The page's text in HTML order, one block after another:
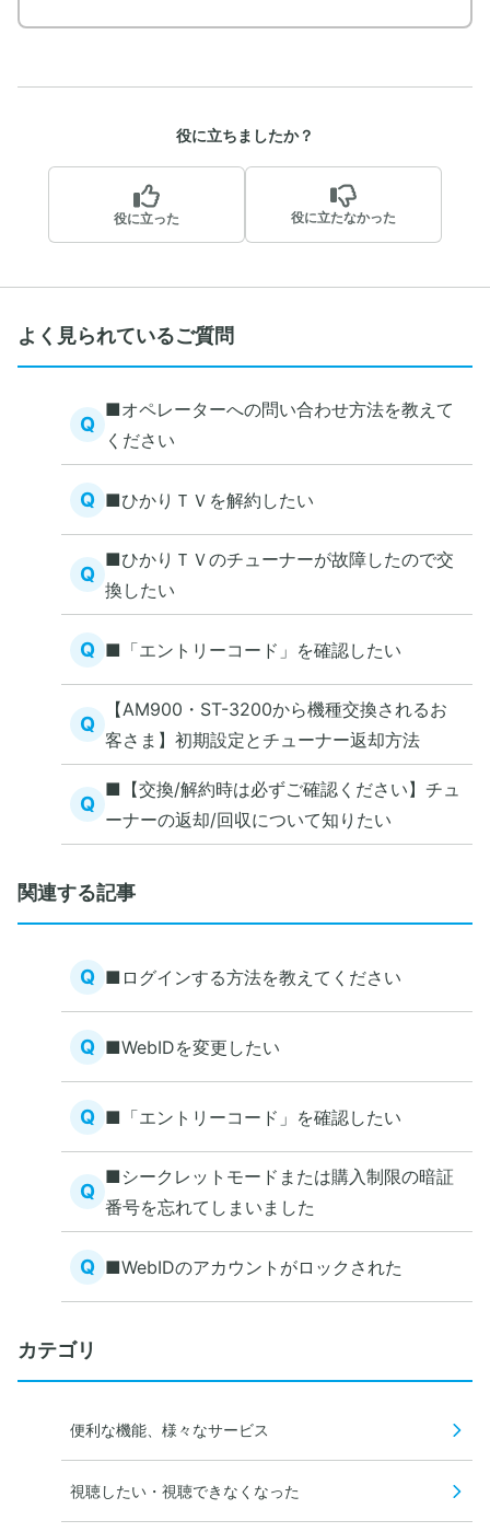
役に立ちましたか？
役に立った 役に立たなかった
よく見られているご質問
Q
■オペレーターへの問い合わせ方法を教えて
ください
Q ■ひかりＴＶを解約したい
Q
■ひかりＴＶのチューナーが故障したので交
換したい
Q ■「エントリーコード」を確認したい
Q
【AM900・ST-3200から機種交換されるお
客さま】初期設定とチューナー返却方法
Q
■【交換/解約時は必ずご確認ください】チュ
ーナーの返却/回収について知りたい
関連する記事
Q ■ログインする方法を教えてください
Q ■WebIDを変更したい
Q ■「エントリーコード」を確認したい
Q
■シークレットモードまたは購入制限の暗証
番号を忘れてしまいました
Q ■WebIDのアカウントがロックされた
カテゴリ
便利な機能、様々なサービス
視聴したい・視聴できなくなった